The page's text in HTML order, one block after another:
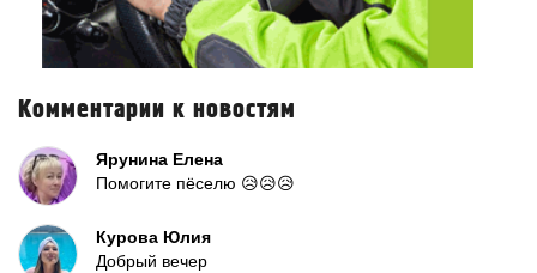
Комментарии к новостям
Ярунина Елена
Помогите пёселю 😥😥😥
Курова Юлия
Добрый вечер